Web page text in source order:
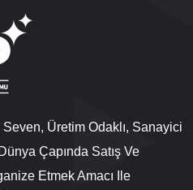
Üretim Odaklı, Sanayici
Çapında Satış Ve
Etmek Amacı Ile